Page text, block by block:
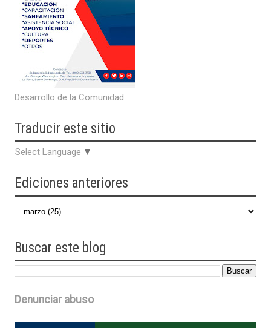
Desarrollo de la Comunidad
Traducir este sitio
Select Language ▼
Ediciones anteriores
Buscar este blog
Denunciar abuso